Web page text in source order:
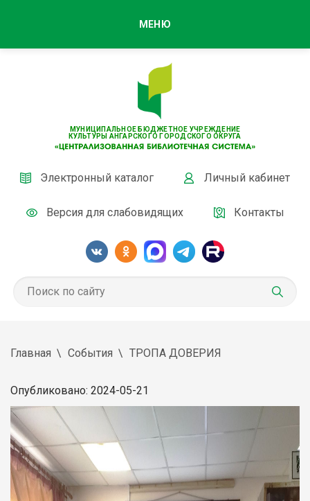
МУНИЦИПАЛЬНОЕ БЮДЖЕТНОЕ УЧРЕЖДЕНИЕ
КУЛЬТУРЫ АНГАРСКОГО ГОРОДСКОГО ОКРУГА
Электронный каталог Личный кабинет
Версия для слабовидящих Контакты
МЕНЮ
Главная События ТРОПА ДОВЕРИЯ
Опубликовано: 2024-05-21